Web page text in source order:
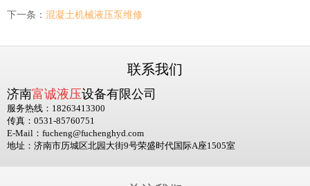
下一条： 混凝土机械液压泵维修
联系我们
济南富诚液压设备有限公司
服务热线：18263413300
传真：0531-85760751
E-Mail：fucheng@fuchenghyd.com
地址：济南市历城区北园大街9号荣盛时代国际A座1505室